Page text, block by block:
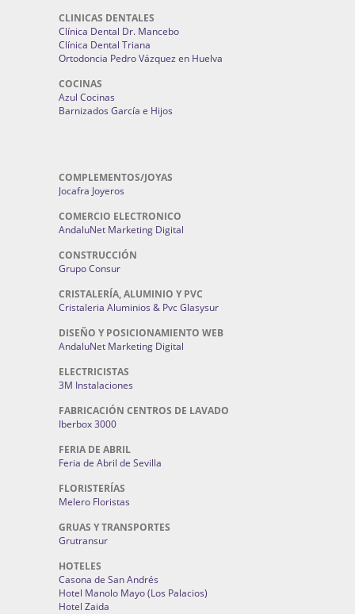
CLINICAS DENTALES
Clínica Dental Dr. Mancebo
Clínica Dental Triana
Ortodoncia Pedro Vázquez en Huelva
COCINAS
Azul Cocinas
Barnizados García e Hijos
COMPLEMENTOS/JOYAS
Jocafra Joyeros
COMERCIO ELECTRONICO
AndaluNet Marketing Digital
CONSTRUCCIÓN
Grupo Consur
CRISTALERÍA, ALUMINIO Y PVC
Cristaleria Aluminios & Pvc Glasysur
DISEÑO Y POSICIONAMIENTO WEB
AndaluNet Marketing Digital
ELECTRICISTAS
3M Instalaciones
FABRICACIÓN CENTROS DE LAVADO
Iberbox 3000
FERIA DE ABRIL
Feria de Abril de Sevilla
FLORISTERÍAS
Melero Floristas
GRUAS Y TRANSPORTES
Grutransur
HOTELES
Casona de San Andrés
Hotel Manolo Mayo (Los Palacios)
Hotel Zaida